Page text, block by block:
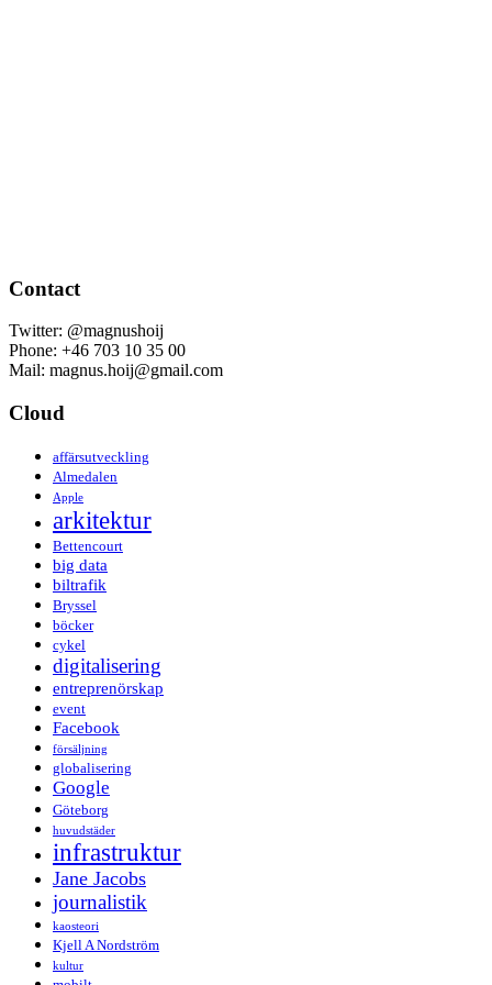
Contact
Twitter: @magnushoij
Phone: +46 703 10 35 00
Mail: magnus.hoij@gmail.com
Cloud
affärsutveckling
Almedalen
Apple
arkitektur
Bettencourt
big data
biltrafik
Bryssel
böcker
cykel
digitalisering
entreprenörskap
event
Facebook
försäljning
globalisering
Google
Göteborg
huvudstäder
infrastruktur
Jane Jacobs
journalistik
kaosteori
Kjell A Nordström
kultur